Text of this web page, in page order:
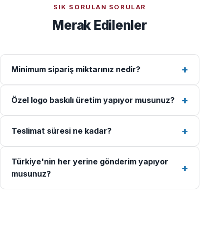
SIK SORULAN SORULAR
Merak Edilenler
Minimum sipariş miktarınız nedir?
Özel logo baskılı üretim yapıyor musunuz?
Teslimat süresi ne kadar?
Türkiye'nin her yerine gönderim yapıyor
musunuz?